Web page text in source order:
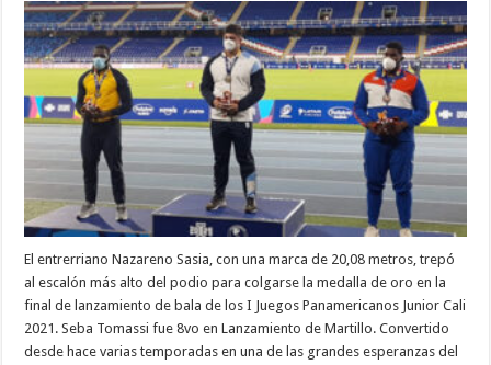
El entrerriano Nazareno Sasia, con una marca de 20,08 metros, trepó
al escalón más alto del podio para colgarse la medalla de oro en la
final de lanzamiento de bala de los I Juegos Panamericanos Junior Cali
2021. Seba Tomassi fue 8vo en Lanzamiento de Martillo. Convertido
desde hace varias temporadas en una de las grandes esperanzas del